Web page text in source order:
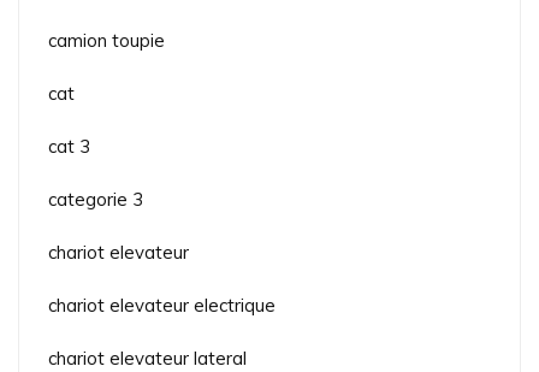
camion toupie
cat
cat 3
categorie 3
chariot elevateur
chariot elevateur electrique
chariot elevateur lateral